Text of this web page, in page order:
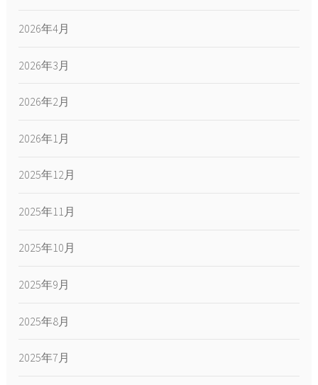
2026年4月
2026年3月
2026年2月
2026年1月
2025年12月
2025年11月
2025年10月
2025年9月
2025年8月
2025年7月